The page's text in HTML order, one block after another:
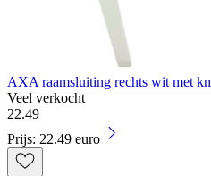
AXA raamsluiting rechts wit met
Veel verkocht
22.49
Prijs: 22.49 euro